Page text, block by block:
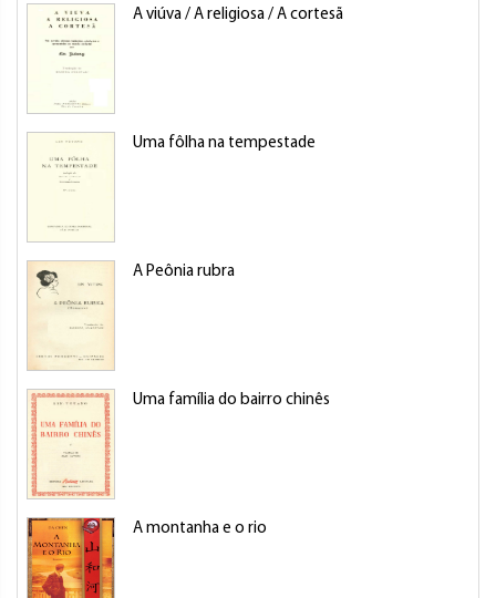
A viúva / A religiosa / A cortesã
Uma fôlha na tempestade
A Peônia rubra
Uma família do bairro chinês
A montanha e o rio